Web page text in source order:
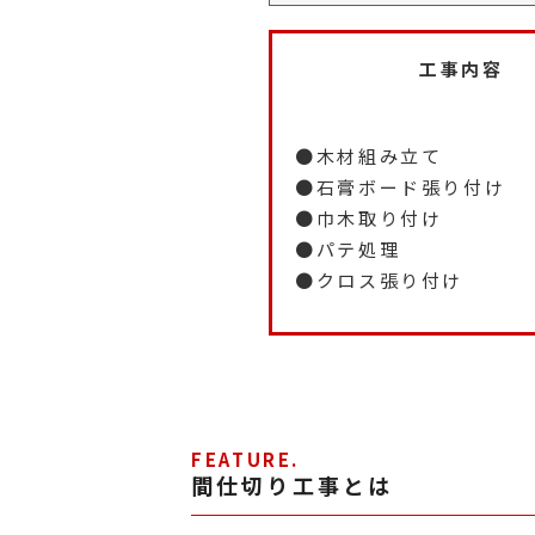
工事内容
●木材組み立て
●石膏ボード張り付け
●巾木取り付け
●パテ処理
●クロス張り付け
FEATURE.
間仕切り工事とは